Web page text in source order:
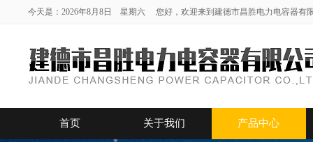
今天是：2026年8月8日 星期六 您好，欢迎来到建德市昌胜电力电容器有
首页 关于我们 产品中心